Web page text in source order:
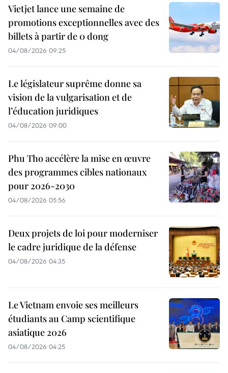
Vietjet lance une semaine de
promotions exceptionnelles avec des
billets à partir de 0 dong
04/08/2026 09:25
Le législateur suprême donne sa
vision de la vulgarisation et de
l’éducation juridiques
04/08/2026 09:00
Phu Tho accélère la mise en œuvre
des programmes cibles nationaux
pour 2026-2030
04/08/2026 05:56
Deux projets de loi pour moderniser
le cadre juridique de la défense
04/08/2026 04:35
Le Vietnam envoie ses meilleurs
étudiants au Camp scientifique
asiatique 2026
04/08/2026 04:25